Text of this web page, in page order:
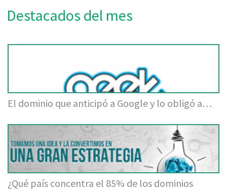
Destacados del mes
El dominio que anticipó a Google y lo obligó a…
¿Qué país concentra el 85% de los dominios